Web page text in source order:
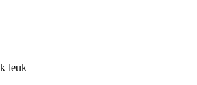
leuk